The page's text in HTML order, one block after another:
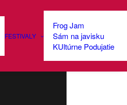
FESTIVALY
Frog Jam
Sám na javisku
KUltúrne Podujatie